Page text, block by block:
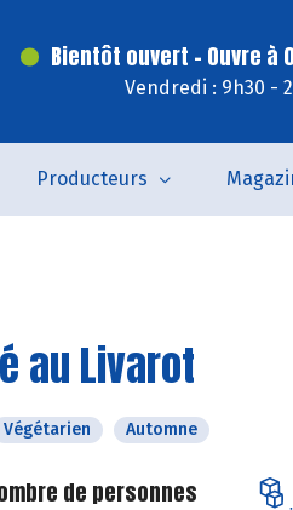
Bientôt ouvert - Ouvre à
Vendredi : 9h30 -
Producteurs
au Livarot
Végétarien Automne
de personnes